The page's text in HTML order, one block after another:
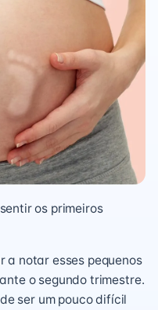
os primeiros
a notar esses pequenos
o segundo trimestre.
ser um pouco difícil